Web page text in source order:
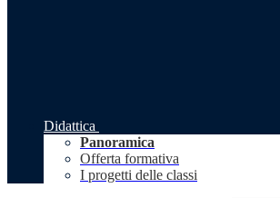
Didattica
Panoramica
Offerta formativa
I progetti delle classi